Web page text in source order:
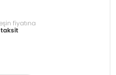
fiyatına
taksit